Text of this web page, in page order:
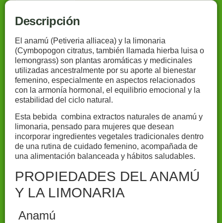
Descripción
El anamú (Petiveria alliacea) y la limonaria
(Cymbopogon citratus, también llamada hierba luisa o
lemongrass) son plantas aromáticas y medicinales
utilizadas ancestralmente por su aporte al bienestar
femenino, especialmente en aspectos relacionados
con la armonía hormonal, el equilibrio emocional y la
estabilidad del ciclo natural.
Esta bebida combina extractos naturales de anamú y
limonaria, pensado para mujeres que desean
incorporar ingredientes vegetales tradicionales dentro
de una rutina de cuidado femenino, acompañada de
una alimentación balanceada y hábitos saludables.
PROPIEDADES DEL ANAMÚ
Y LA LIMONARIA
Anamú